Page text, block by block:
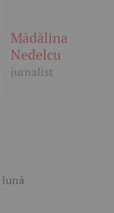
Mădălina
Nedelcu
jurnalist